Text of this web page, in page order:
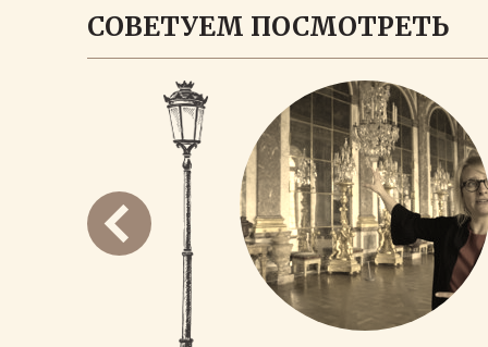
СОВЕТУЕМ ПОСМОТРЕТЬ